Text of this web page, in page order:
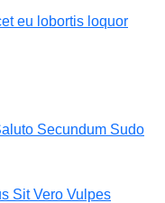
eu lobortis loquor
Secundum Sudo
Sit Vero Vulpes